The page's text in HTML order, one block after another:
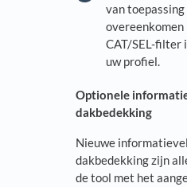
van
overeenkomen
CAT/SEL-filter
uw profiel.
Optionele
dakbedekking
Nieuwe
dakbedekking zijn
de tool met het